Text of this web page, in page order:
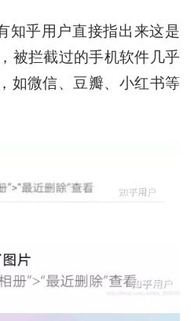
知乎用户直接指出来这是
被拦截过的手机软件几乎
如微信、豆瓣、小红书等